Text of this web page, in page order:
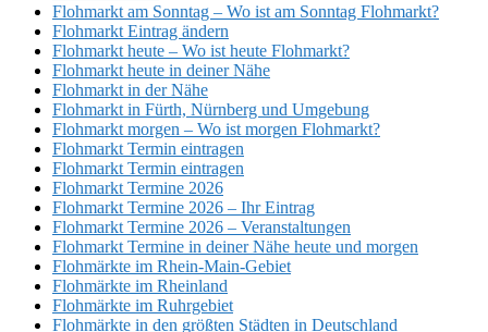
Flohmarkt am Sonntag – Wo ist am Sonntag Flohmarkt?
Flohmarkt Eintrag ändern
Flohmarkt heute – Wo ist heute Flohmarkt?
Flohmarkt heute in deiner Nähe
Flohmarkt in der Nähe
Flohmarkt in Fürth, Nürnberg und Umgebung
Flohmarkt morgen – Wo ist morgen Flohmarkt?
Flohmarkt Termin eintragen
Flohmarkt Termin eintragen
Flohmarkt Termine 2026
Flohmarkt Termine 2026 – Ihr Eintrag
Flohmarkt Termine 2026 – Veranstaltungen
Flohmarkt Termine in deiner Nähe heute und morgen
Flohmärkte im Rhein-Main-Gebiet
Flohmärkte im Rheinland
Flohmärkte im Ruhrgebiet
Flohmärkte in den größten Städten in Deutschland